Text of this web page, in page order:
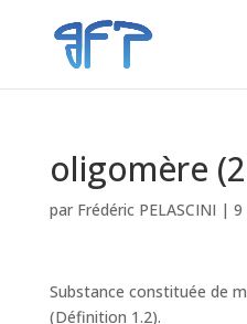
oligomère
par Frédéric PELASCINI | 9
Substance constituée de
(Définition 1.2).